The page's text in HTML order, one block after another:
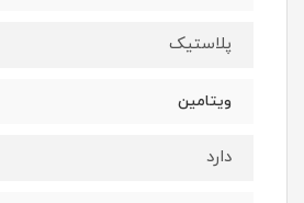
پلاستیک
ویتامین
دارد